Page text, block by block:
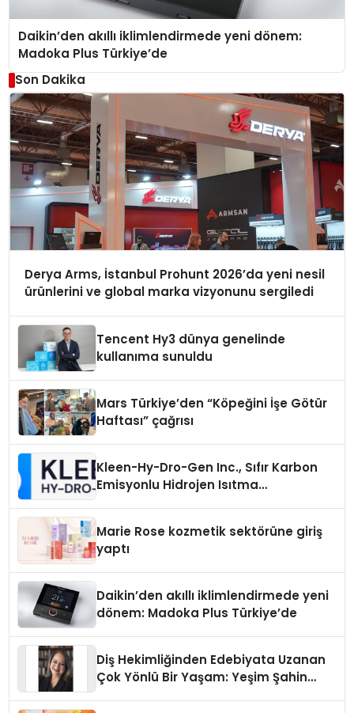
Daikin’den akıllı iklimlendirmede yeni dönem:
Madoka Plus Türkiye’de
Son Dakika
Derya Arms, İstanbul Prohunt 2026’da yeni nesil
ürünlerini ve global marka vizyonunu sergiledi
Tencent Hy3 dünya genelinde
kullanıma sunuldu
Mars Türkiye’den “Köpeğini İşe Götür
Haftası” çağrısı
Kleen-Hy-Dro-Gen Inc., Sıfır Karbon
Emisyonlu Hidrojen Isıtma
Marie Rose kozmetik sektörüne giriş
yaptı
Daikin’den akıllı iklimlendirmede yeni
dönem: Madoka Plus Türkiye’de
Diş Hekimliğinden Edebiyata Uzanan
Çok Yönlü Bir Yaşam: Yeşim Şahin